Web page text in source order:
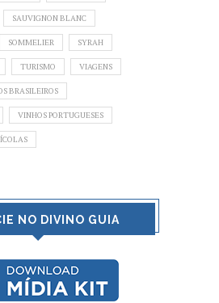
SAUVIGNON BLANC
SOMMELIER SYRAH
TURISMO VIAGENS
BRASILEIROS
VINHOS PORTUGUESES
NO DIVINO GUIA